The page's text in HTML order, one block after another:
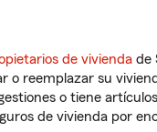
de vivienda de
o reemplazar su
o tiene artículos
de vivienda por